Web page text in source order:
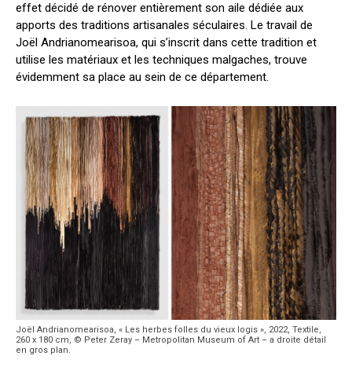
effet décidé de rénover entièrement son aile dédiée aux
apports des traditions artisanales séculaires. Le travail de
Joël Andrianomearisoa, qui s’inscrit dans cette tradition et
utilise les matériaux et les techniques malgaches, trouve
évidemment sa place au sein de ce département.
Joël Andrianomearisoa, « Les herbes folles du vieux logis », 2022, Textile,
260 x 180 cm, © Peter Zeray – Metropolitan Museum of Art – a droite détail
en gros plan.